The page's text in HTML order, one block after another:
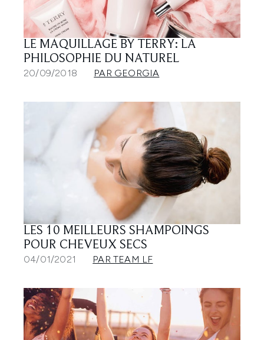
LE MAQUILLAGE BY TERRY: LA
PHILOSOPHIE DU NATUREL
20/09/2018 PAR GEORGIA
LES 10 MEILLEURS SHAMPOINGS
POUR CHEVEUX SECS
04/01/2021 PAR TEAM LF